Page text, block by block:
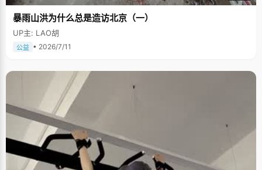
暴雨山洪为什么总是造访北京（一）
UP主: LAO胡
公益 • 2026/7/11